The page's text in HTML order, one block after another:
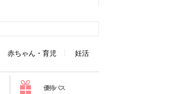
赤ちゃん・育児 妊活
優待パス